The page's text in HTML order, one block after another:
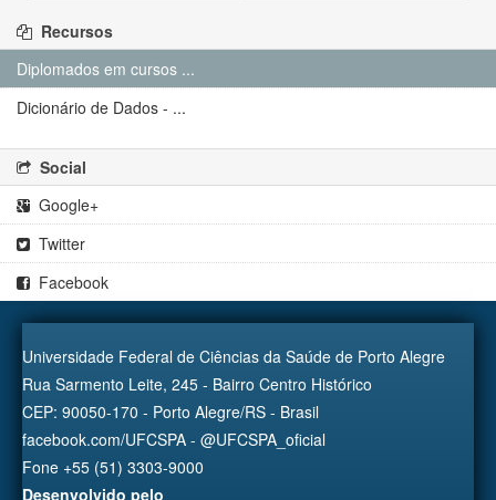
Recursos
Diplomados em cursos ...
Dicionário de Dados - ...
Social
Google+
Twitter
Facebook
Universidade Federal de Ciências da Saúde de Porto Alegre
Rua Sarmento Leite, 245 - Bairro Centro Histórico
CEP: 90050-170 - Porto Alegre/RS - Brasil
facebook.com/UFCSPA - @UFCSPA_oficial
Fone +55 (51) 3303-9000
Desenvolvido pelo